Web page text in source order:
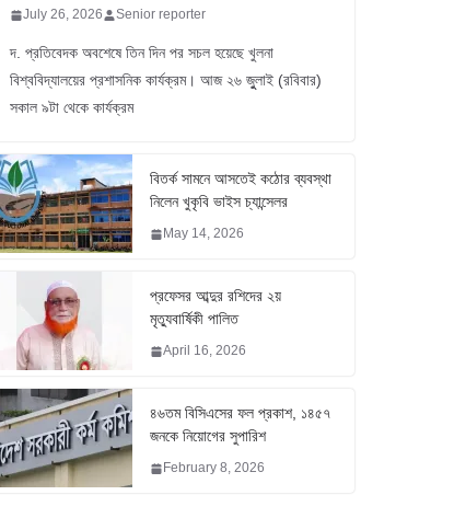
July 26, 2026 Senior reporter
দ. প্রতিবেদক অবশেষে তিন দিন পর সচল হয়েছে খুলনা
বিশ্ববিদ্যালয়ের প্রশাসনিক কার্যক্রম। আজ ২৬ জুুলাই (রবিবার)
সকাল ৯টা থেকে কার্যক্রম
বিতর্ক সামনে আসতেই কঠোর ব্যবস্থা
নিলেন খুকৃবি ভাইস চ্যান্সেলর
May 14, 2026
প্রফেসর আব্দুর রশিদের ২য়
মৃত্যুবার্ষিকী পালিত
April 16, 2026
৪৬তম বিসিএসের ফল প্রকাশ, ১৪৫৭
জনকে নিয়োগের সুপারিশ
February 8, 2026